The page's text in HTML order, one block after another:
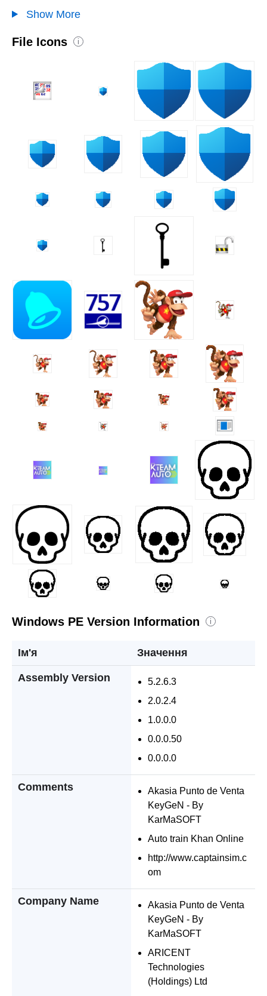
Show More
File Icons i
Windows PE Version Information i
Ім'я Значення
Assembly Version
5.2.6.3
2.0.2.4
1.0.0.0
0.0.0.50
0.0.0.0
Comments
Akasia Punto de Venta
KeyGeN - By
KarMaSOFT
Auto train Khan Online
http://www.captainsim.c
om
Company Name
Akasia Punto de Venta
KeyGeN - By
KarMaSOFT
ARICENT
Technologies
(Holdings) Ltd